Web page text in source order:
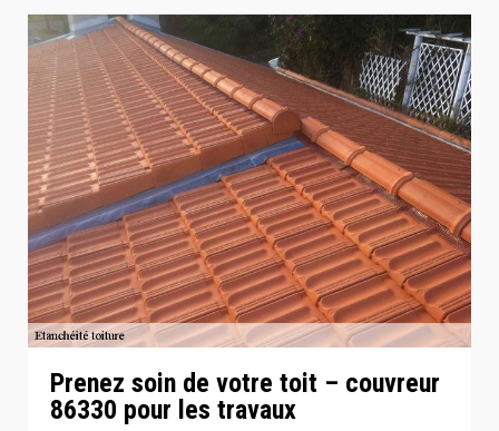
Prenez soin de votre toit – couvreur
86330 pour les travaux